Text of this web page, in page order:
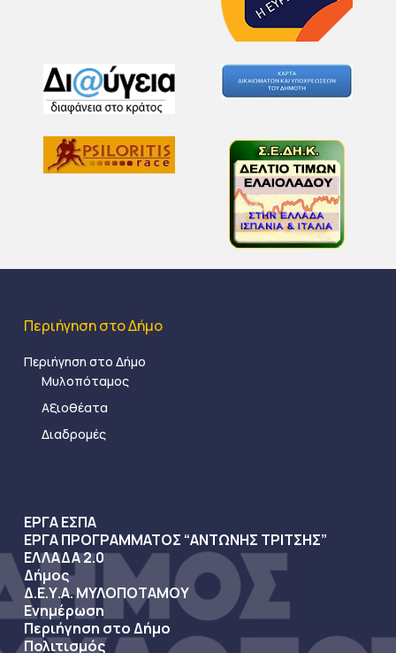
Περιήγηση στο Δήμο
Περιήγηση στο Δήμο
Μυλοπόταμος
Αξιοθέατα
Διαδρομές
ΕΡΓΑ ΕΣΠΑ
ΕΡΓΑ ΠΡΟΓΡΑΜΜΑΤΟΣ “ΑΝΤΩΝΗΣ ΤΡΙΤΣΗΣ”
ΕΛΛΑΔΑ 2.0
Δήμος
Δ.Ε.Υ.Α. ΜΥΛΟΠΟΤΑΜΟΥ
Ενημέρωση
Περιήγηση στο Δήμο
Πολιτισμός